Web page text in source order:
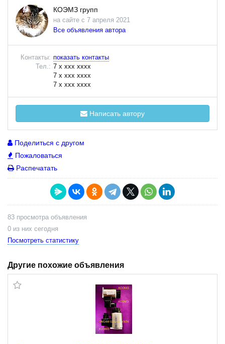
КОЭМЗ групп
на сайте с 7 апреля 2021
Все объявления автора
Контакты: показать контакты
Тел.: 7 x xxx xxxx
7 x xxx xxxx
7 x xxx xxxx
Написать автору
Поделиться с другом
Пожаловаться
Распечатать
83 просмотра объявления
0 из них сегодня
Посмотреть статистику
Другие похожие объявления